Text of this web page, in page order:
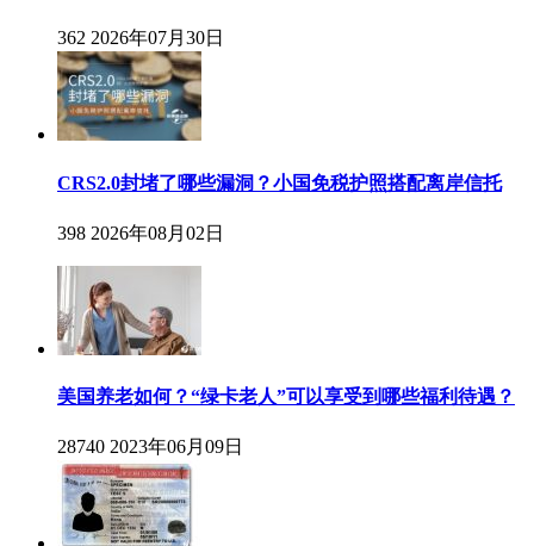
362 2026年07月30日
CRS2.0封堵了哪些漏洞？小国免税护照搭配离岸信托
398 2026年08月02日
美国养老如何？“绿卡老人”可以享受到哪些福利待遇？
28740 2023年06月09日